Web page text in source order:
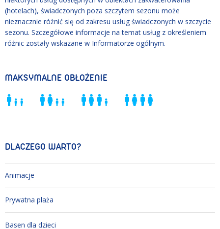
(hotelach), świadczonych poza szczytem sezonu może
nieznacznie różnić się od zakresu usług świadczonych w szczycie
sezonu. Szczegółowe informacje na temat usług z określeniem
różnic zostały wskazane w Informatorze ogólnym.
MAKSYMALNE OBŁOŻENIE
DLACZEGO WARTO?
Animacje
Prywatna plaża
Basen dla dzieci